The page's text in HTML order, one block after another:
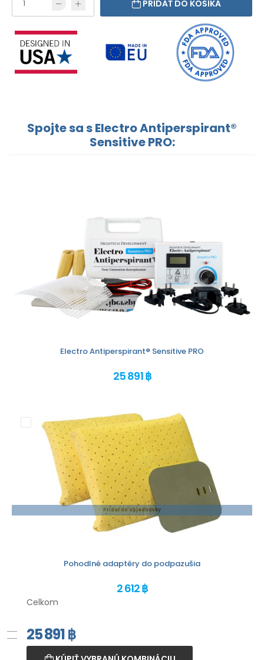
PRIDAŤ DO KOŠÍKA
Spojte sa s Electro Antiperspirant®
Sensitive PRO:
Electro Antiperspirant® Sensitive PRO
25 891 ฿
Pridať do objednávky
Pohodlné adaptéry do podpazušia
2 612 ฿
Celkom
25 891฿